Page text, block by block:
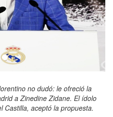
no dudó: le ofreció la
a Zinedine Zidane. El ídolo
Castilla, aceptó la propuesta.